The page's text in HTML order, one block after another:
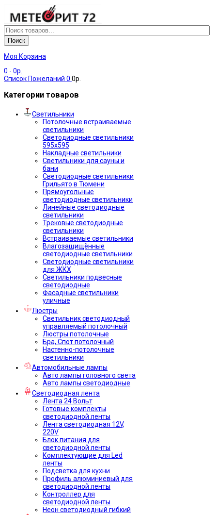
Поиск
Моя Корзина
0 - 0р.
Список Пожеланий 0 0р.
Категории товаров
Светильники
Потолочные встраиваемые
светильники
Светодиодные светильники
595х595
Накладные светильники
Светильники для сауны и
бани
Светодиодные светильники
Грильято в Тюмени
Прямоугольные
светодиодные светильники
Линейные светодиодные
светильники
Трековые светодиодные
светильники
Встраиваемые светильники
Влагозащищённые
светодиодные светильники
Светодиодные светильники
для ЖКХ
Светильники подвесные
светодиодные
Фасадные светильники
уличные
Люстры
Светильник светодиодный
управляемый потолочный
Люстры потолочные
Бра, Спот потолочный
Настенно-потолочные
светильники
Автомобильные лампы
Авто лампы головного света
Авто лампы светодиодные
Светодиодная лента
Лента 24 Вольт
Готовые комплекты
светодиодной ленты
Лента светодиодная 12V,
220V
Блок питания для
светодиодной ленты
Комплектующие для Led
ленты
Подсветка для кухни
Профиль алюминиевый для
светодиодной ленты
Контроллер для
светодиодной ленты
Неон светодиодный гибкий